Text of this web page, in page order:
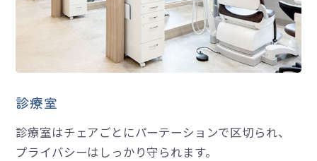
診療室
診療室はチェアごとにパーテーションで区切られ、
プライバシーはしっかり守られます。